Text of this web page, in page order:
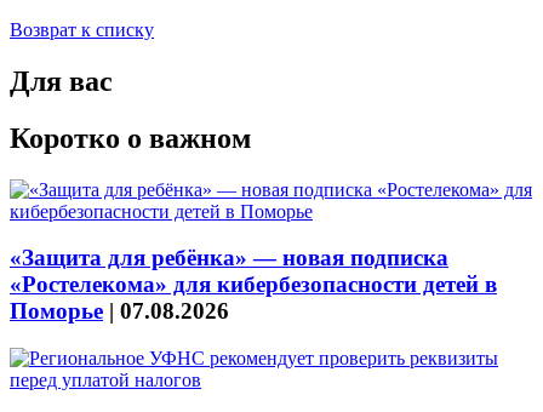
Возврат к списку
Для вас
Коротко о важном
«Защита для ребёнка» — новая подписка
«Ростелекома» для кибербезопасности детей в
Поморье | 07.08.2026